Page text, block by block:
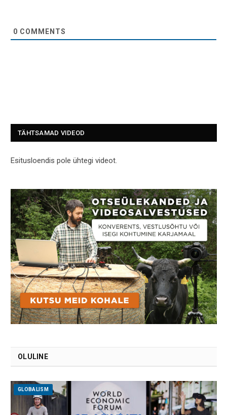
0 COMMENTS
TÄHTSAMAD VIDEOD
Esitusloendis pole ühtegi videot.
OLULINE
GLOBALISM